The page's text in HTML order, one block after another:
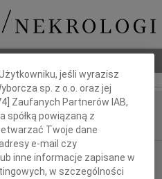
Kamiński
jeśli wyrazisz
sp. z o.o. oraz jej
] Zaufanych Partnerów IAB,
spółką powiązaną z
Twoje dane
e-mail czy
inne informacje zapisane w
w szczególności